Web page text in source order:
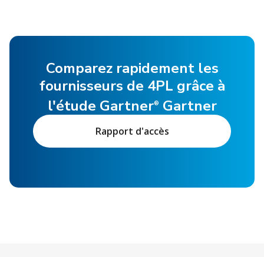
Comparez rapidement les
fournisseurs de 4PL grâce à
l'étude Gartner® Gartner
Rapport d'accès